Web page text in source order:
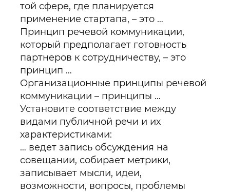
той сфере, где планируется
применение стартапа, – это …
Принцип речевой коммуникации,
который предполагает готовность
партнеров к сотрудничеству, – это
принцип …
Организационные принципы речевой
коммуникации – принципы …
Установите соответствие между
видами публичной речи и их
характеристиками:
… ведет запись обсуждения на
совещании, собирает метрики,
записывает мысли, идеи,
возможности, вопросы, проблемы